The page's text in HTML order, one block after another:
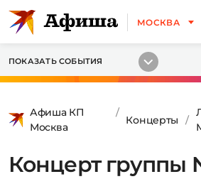
МОСКВА
ПОКАЗАТЬ СОБЫТИЯ
Афиша КП
Москва
Концерты
Концерт группы